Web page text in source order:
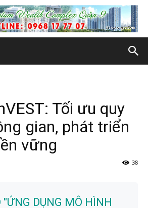
Tối ưu quy
gian, phát triển
vững
38
"ỨNG DỤNG MÔ HÌNH